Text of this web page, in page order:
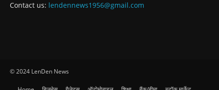
Contact us: lendennews1956@gmail.com
© 2024 LenDen News